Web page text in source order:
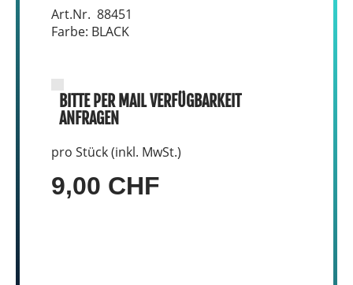
Art.Nr. 88451
Farbe: BLACK
BITTE PER MAIL VERFÜGBARKEIT
ANFRAGEN
pro Stück (inkl. MwSt.)
9,00 CHF